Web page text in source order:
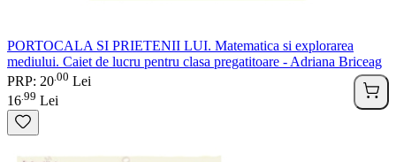
PORTOCALA SI PRIETENII LUI. Matematica si explorarea
mediului. Caiet de lucru pentru clasa pregatitoare - Adriana Briceag
PRP: 20 00 Lei
16 99 Lei